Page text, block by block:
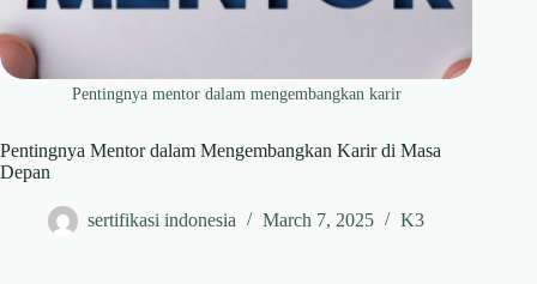
Pentingnya mentor dalam mengembangkan karir
Pentingnya Mentor dalam Mengembangkan Karir di Masa
Depan
sertifikasi indonesia March 7, 2025 K3